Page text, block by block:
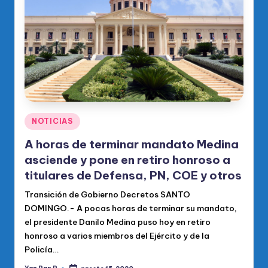
di
c
o
O
fi
ci
al
d
el
P
R
M
Publicado
en
NOTICIAS
A horas de terminar mandato Medina
asciende y pone en retiro honroso a
titulares de Defensa, PN, COE y otros
Transición de Gobierno Decretos SANTO
DOMINGO.- A pocas horas de terminar su mandato,
el presidente Danilo Medina puso hoy en retiro
honroso a varios miembros del Ejército y de la
Policía…